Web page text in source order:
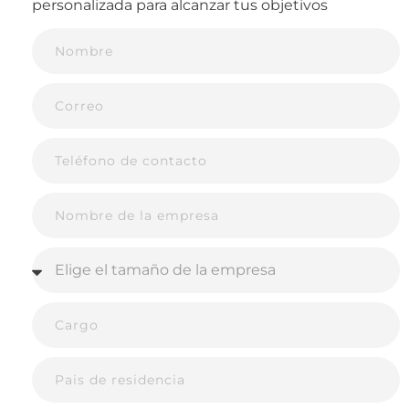
da sentido a todo lo que se comunica. Juntos,
público tendrá con la marca en el entorno
Empresas que no trabajan su identidad
audiencia.
propios, pagados y
que se pauta, lo que aparece en buscadores y
Los canales propios (web, redes, newsletters),
personalizada para alcanzar tus objetivos